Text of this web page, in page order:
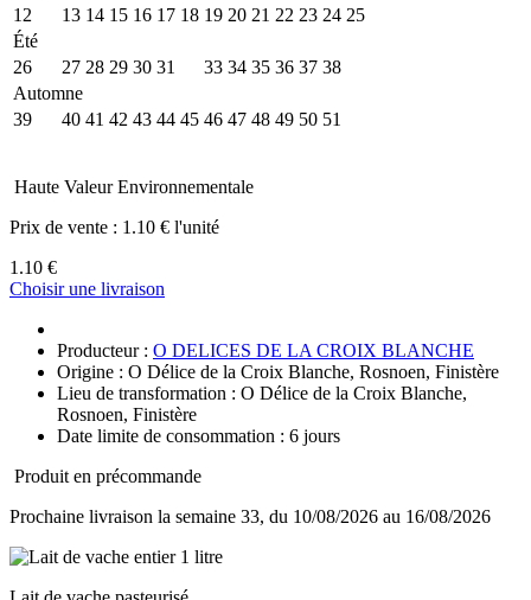
12
13 14 15 16 17 18 19 20 21 22 23 24 25
Été
26
27 28 29 30 31 33 34 35 36 37 38
Automne
39
40 41 42 43 44 45 46 47 48 49 50 51
Haute Valeur Environnementale
Prix de vente : 1.10 € l'unité
1.10 €
Choisir une livraison
Producteur : O DELICES DE LA CROIX BLANCHE
Origine : O Délice de la Croix Blanche, Rosnoen, Finistère
Lieu de transformation : O Délice de la Croix Blanche,
Rosnoen, Finistère
Date limite de consommation : 6 jours
Produit en précommande
Prochaine livraison la semaine 33, du 10/08/2026 au 16/08/2026